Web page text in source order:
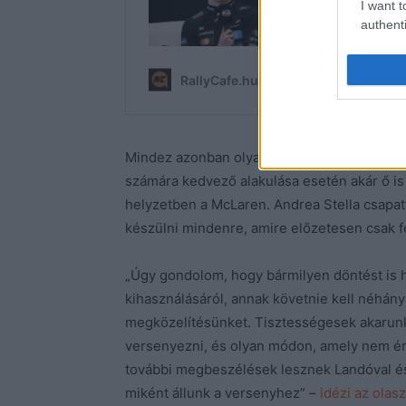
I want
Mindez azonban olyan helyzetben is
számára kedvező alakulása esetén akár ő
helyzetben a McLaren. Andrea Stella
készülni mindenre, amire előzetesen csak
„Úgy gondolom, hogy bármilyen döntést
kihasználásáról, annak követnie kell
megközelítésünket. Tisztességesek
versenyezni, és olyan módon, amely nem
további megbeszélések lesznek Landóval
miként állunk a versenyhez” – idézi az